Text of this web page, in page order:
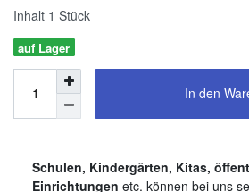
Inhalt 1 Stück
auf Lager
In den
Schulen, Kindergärten, Kitas,
Einrichtungen etc. können bei uns